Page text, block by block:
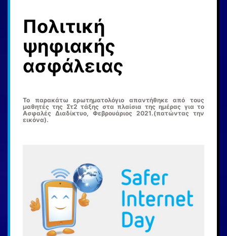
Πολιτική
ψηφιακής
ασφάλειας
Το παρακάτω ερωτηματολόγιο απαντήθηκε από τους
μαθητές της Στ2 τάξης στα πλαίσια της ημέρας για το
Ασφαλές Διαδίκτυο, Φεβρουάριος 2021.(πατώντας την
εικόνα).